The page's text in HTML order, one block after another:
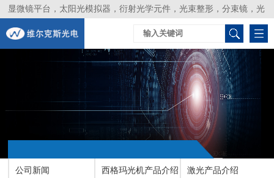
显微镜平台，太阳光模拟器，衍射光学元件，光束整形，分束镜，光
谱仪，生物激光器，光束分析仪，Layertec
公司新闻 西格玛光机产品介绍 激光产品介绍